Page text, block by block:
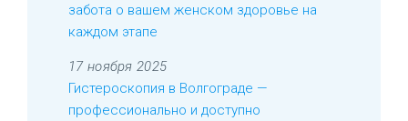
забота о вашем женском здоровье на
каждом этапе
17 ноября 2025
Гистероскопия в Волгограде —
профессионально и доступно